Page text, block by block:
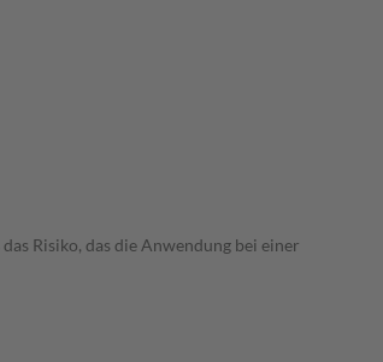
Risiko, das die Anwendung bei einer